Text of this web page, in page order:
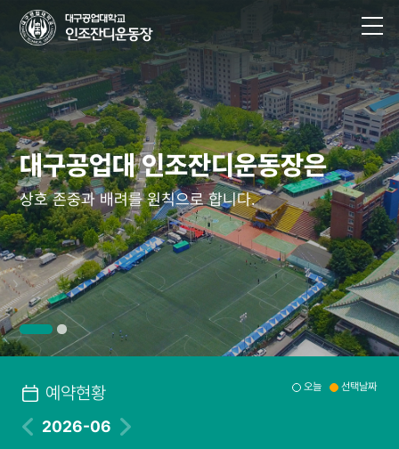
대구공업대 인조잔디운동장은
상호 존중과 배려를 원칙으로 합니다.
대구공업대 인조잔디운동장은
상호 존중과 배려를 원칙으로 합니다.
대구공업대 인조잔디운동장은
상호 존중과 배려를 원칙으로 합니다.
대구공업대 인조잔디운동장은
상호 존중과 배려를 원칙으로 합니다.
예약현황 오늘 선택날짜
2026-06